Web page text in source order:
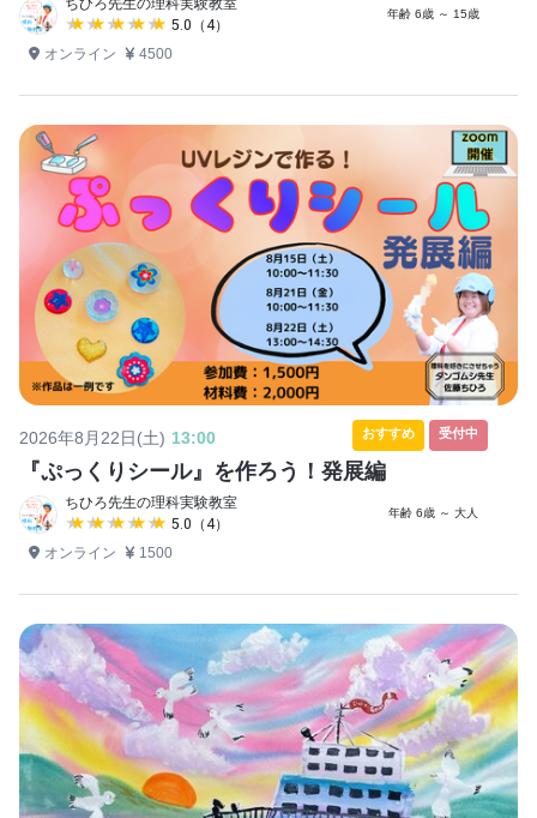
★★★★★
★★★★★ 5.0（4） 年齢 6歳 ～ 15歳
オンライン 4500
2026年8月22日(土) 13:00 おすすめ 受付中
『ぷっくりシール』を作ろう！発展編
ちひろ先生の理科実験教室
★★★★★
★★★★★ 5.0（4） 年齢 6歳 ～ 大人
オンライン 1500